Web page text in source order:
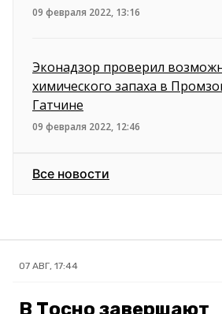
09 февраля 2022, 13:16
Эконадзор проверил
химического запаха в
Гатчине
09 февраля 2022, 12:46
Все новости
07 АВГ, 17:44
В Тосно завершают